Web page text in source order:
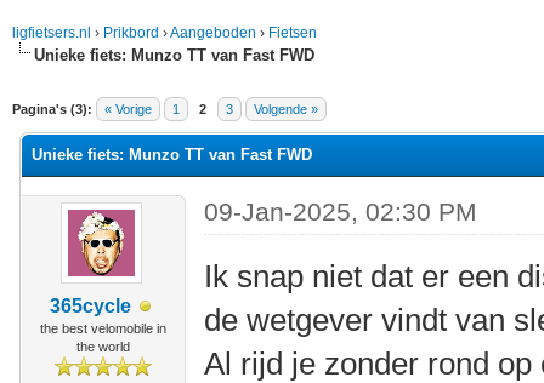
ligfietsers.nl › Prikbord ›Aangeboden › Fietsen
Unieke fiets: Munzo TT van Fast FWD
Pagina's (3): « Vorige 1 2 3 Volgende »
waardering is 0
Unieke fiets: Munzo TT van Fast FWD
365cycle
the best velomobile in
the world
09-Jan-2025, 02:30 PM
Ik snap niet dat er een
de wetgever vindt van
Al rijd je zonder rond